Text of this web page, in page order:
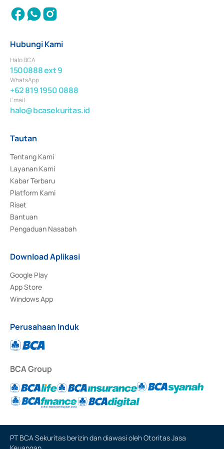
Hubungi Kami
Halo BCA
1500888 ext 9
WhatsApp
+62 819 1950 0888
Email
halo@bcasekuritas.id
Tautan
Tentang Kami
Layanan Kami
Kabar Terbaru
Platform Kami
Riset
Bantuan
Pengaduan Nasabah
Download Aplikasi
Google Play
App Store
Windows App
Perusahaan Induk
BCA Group
PT BCA Sekuritas berizin dan diawasi oleh Otoritas Jasa